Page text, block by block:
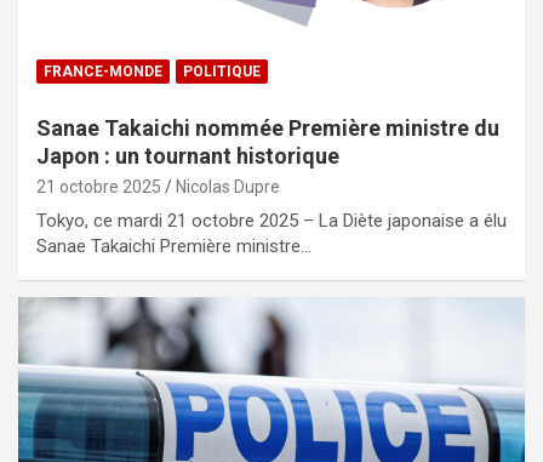
FRANCE-MONDE POLITIQUE
Sanae Takaichi nommée Première ministre du
Japon : un tournant historique
21 octobre 2025 Nicolas Dupre
Tokyo, ce mardi 21 octobre 2025 – La Diète japonaise a élu
Sanae Takaichi Première ministre…